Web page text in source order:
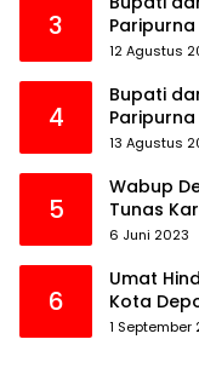
3
12 Agustus
4
Bupati
Paripurna
13 Agustus
5
Wabup
Tunas
6 Juni 2023
6
Umat
Kota
1 September